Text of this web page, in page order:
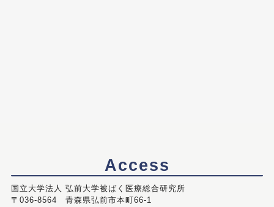
Access
国立大学法人 弘前大学被ばく医療総合研究所
〒036-8564 青森県弘前市本町66-1